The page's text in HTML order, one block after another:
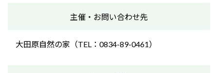
主催・お問い合わせ先
大田原自然の家（TEL：0834-89-0461）